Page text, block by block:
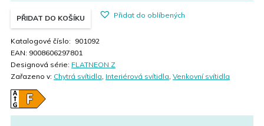
PŘIDAT DO KOŠÍKU Přidat do oblíbených
Katalogové číslo: 901092
EAN: 9008606297801
Designová série: FLATNEON Z
Zařazeno v: Chytrá svítidla, Interiérová svítidla, Venkovní svítidla